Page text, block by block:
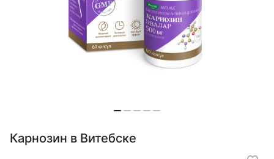
Карнозин в Витебске